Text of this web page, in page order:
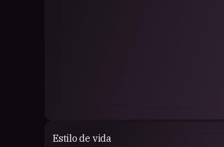
Estilo de vida